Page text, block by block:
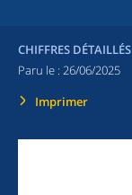
CHIFFRES DÉTAILLÉS
Paru le : 26/06/2025
Imprimer